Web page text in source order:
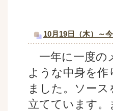
10月19日（木）～
一年に一度の
ような中身を
ました。ソー
立てています